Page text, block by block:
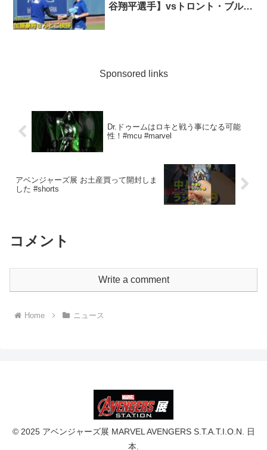
谷翔平選手】vsトロント・ブルー
Sponsored links
Dr.ドゥームはロキと戦う事になる可能
性！#mcu #marvel
アベンジャーズ展 お土産買って開封しま
した #shorts
コメント
Write a comment
Home ニュース
© 2025 アベンジャーズ展 MARVEL AVENGERS S.T.A.T.I.O.N. 日
本.